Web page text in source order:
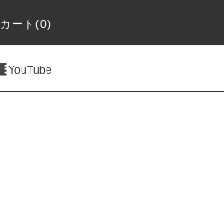
カート(0)
YouTube